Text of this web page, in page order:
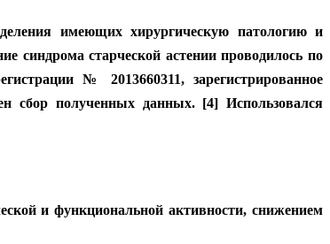
имеющих хирургическую патологию и
старческой астении проводилось по
№ 2013660311, зарегистрированное
сбор полученных данных. [4] Использовался
и функциональной активности, снижением